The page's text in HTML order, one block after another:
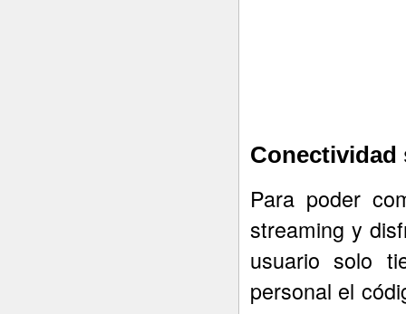
Conectividad
Para poder
streaming y
usuario solo
personal el